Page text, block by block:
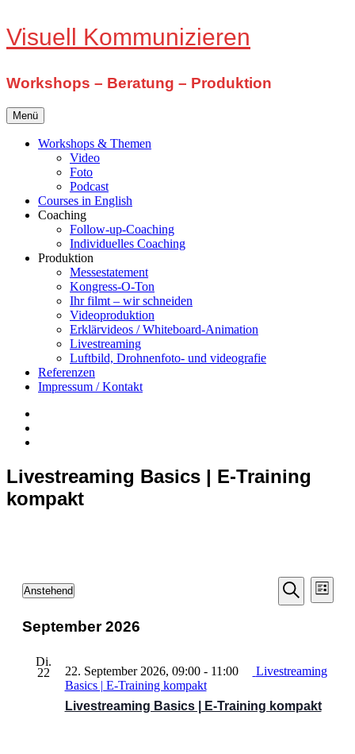
Zum
Inhalt
Visuell Kommunizieren
Workshops – Beratung – Produktion
Menü
Workshops & Themen
Video
Foto
Podcast
Courses in English
Coaching
Follow-up-Coaching
Individuelles Coaching
Produktion
Messestatement
Kongress-O-Ton
Ihr filmt – wir schneiden
Videoproduktion
Erklärvideos / Whiteboard-Animation
Livestreaming
Luftbild, Drohnenfoto- und videografie
Referenzen
Impressum / Kontakt
Livestreaming Basics | E-Training
kompakt
Veranstaltungen
Suche
Suche
Liste
Anstehend
wählen.
September 2026
Di.
22
Livestreaming Basics | E-Training kompakt
22. September 2026, 09:00- 11:00
Livestreaming
Basics | E-Training kompakt